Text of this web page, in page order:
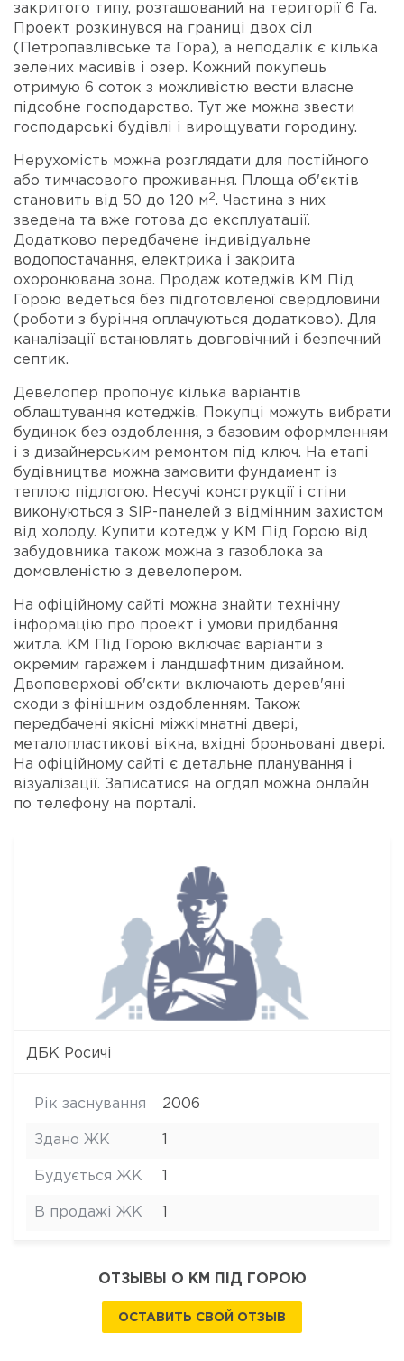
закритого типу, розташований на території 6 Га.
Проект розкинувся на границі двох сіл
(Петропавлівське та Гора), а неподалік є кілька
зелених масивів і озер. Кожний покупець
отримую 6 соток з можливістю вести власне
підсобне господарство. Тут же можна звести
господарські будівлі і вирощувати городину.
Нерухомість можна розглядати для постійного
або тимчасового проживання. Площа об'єктів
становить від 50 до 120 м2. Частина з них
зведена та вже готова до експлуатації.
Додатково передбачене індивідуальне
водопостачання, електрика і закрита
охоронювана зона. Продаж котеджів КМ Під
Горою ведеться без підготовленої свердловини
(роботи з буріння оплачуються додатково). Для
каналізації встановлять довговічний і безпечний
септик.
Девелопер пропонує кілька варіантів
облаштування котеджів. Покупці можуть вибрати
будинок без оздоблення, з базовим оформленням
і з дизайнерським ремонтом під ключ. На етапі
будівництва можна замовити фундамент із
теплою підлогою. Несучі конструкції і стіни
виконуються з SIP-панелей з відмінним захистом
від холоду. Купити котедж у КМ Під Горою від
забудовника також можна з газоблока за
домовленістю з девелопером.
На офіційному сайті можна знайти технічну
інформацію про проект і умови придбання
житла. КМ Під Горою включає варіанти з
окремим гаражем і ландшафтним дизайном.
Двоповерхові об'єкти включають дерев'яні
сходи з фінішним оздобленням. Також
передбачені якісні міжкімнатні двері,
металопластикові вікна, вхідні броньовані двері.
На офіційному сайті є детальне планування і
візуалізації. Записатися на огдял можна онлайн
по телефону на порталі.
ДБК Росичі
Рік заснування 2006
Здано ЖК
Будується ЖК
В продажі ЖК
ОТЗЫВЫ О КМ ПІД ГОРОЮ
ОСТАВИТЬ СВОЙ ОТЗЫВ